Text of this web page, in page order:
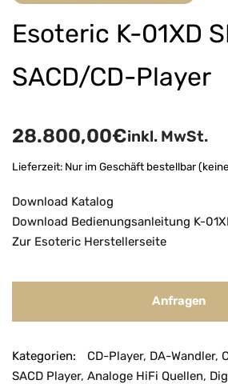
Esoteric K-01XD
SACD/CD-Player
28.800,00€inkl. MwSt.
Lieferzeit: Nur im Geschäft bestellbar
Download Katalog
Download Bedienungsanleitung K-
Zur Esoteric Herstellerseite
Anfragen
Kategorien: CD-Player, DA-Wandler,
SACD Player, Analoge HiFi Quellen,